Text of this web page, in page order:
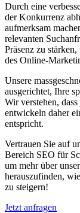
Durch eine
der Konkurrenz
aufmerksam
relevanten
Präsenz zu
des Online-
Unsere
ausgerichtet, Ihre
Wir verstehen,
entwickeln daher
entspricht.
Vertrauen Sie auf
Bereich SEO für
um mehr über
herauszufinden,
zu steigern!
Jetzt anfragen